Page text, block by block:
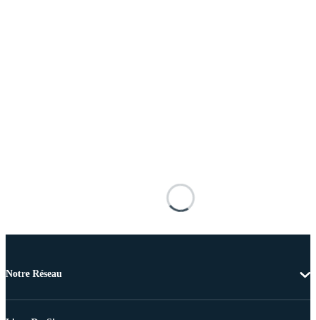
Notre Réseau